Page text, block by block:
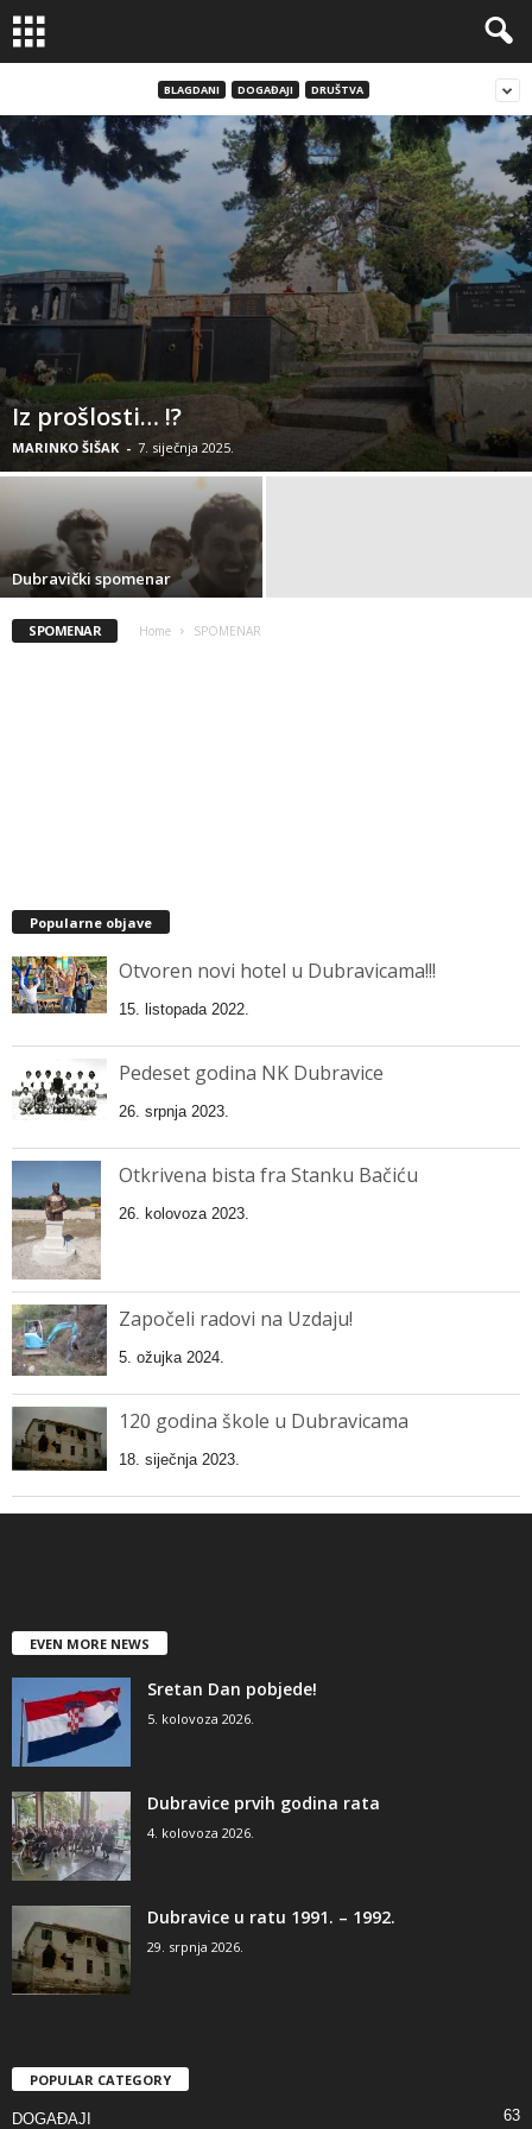
BLAGDANI DOGAĐAJI DRUŠTVA
Iz prošlosti… !?
MARINKO ŠIŠAK - 7. siječnja 2025.
Dubravički spomenar
SPOMENAR Home SPOMENAR
Popularne objave
Otvoren novi hotel u Dubravicama!!!
15. listopada 2022.
Pedeset godina NK Dubravice
26. srpnja 2023.
Otkrivena bista fra Stanku Bačiću
26. kolovoza 2023.
Započeli radovi na Uzdaju!
5. ožujka 2024.
120 godina škole u Dubravicama
18. siječnja 2023.
EVEN MORE NEWS
Sretan Dan pobjede!
5. kolovoza 2026.
Dubravice prvih godina rata
4. kolovoza 2026.
Dubravice u ratu 1991. – 1992.
29. srpnja 2026.
POPULAR CATEGORY
DOGAĐAJI 63